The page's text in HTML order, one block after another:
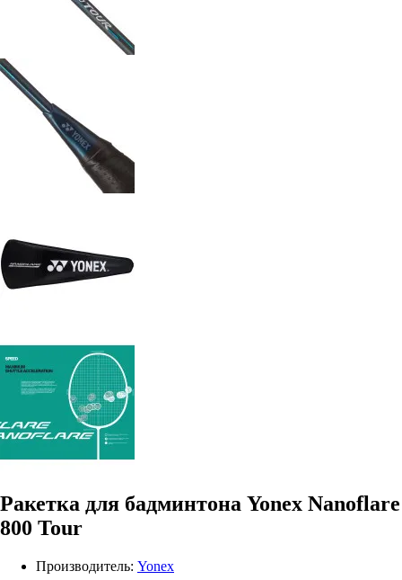
Ракетка для бадминтона Yonex Nanoflare
800 Tour
Производитель: Yonex